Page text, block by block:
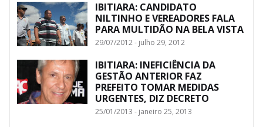
IBITIARA: CANDIDATO
NILTINHO E VEREADORES FALA
PARA MULTIDÃO NA BELA VISTA
29/07/2012 - julho 29, 2012
IBITIARA: INEFICIÊNCIA DA
GESTÃO ANTERIOR FAZ
PREFEITO TOMAR MEDIDAS
URGENTES, DIZ DECRETO
25/01/2013 - janeiro 25, 2013